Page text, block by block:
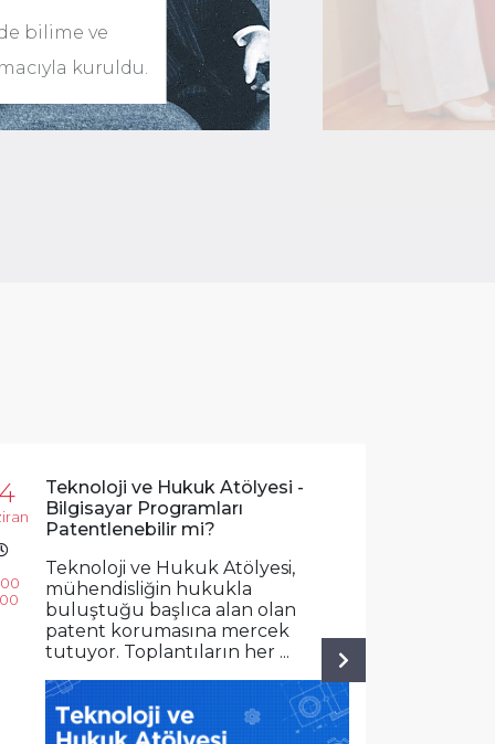
bilime ve
kuruldu.
Teknoloji ve Hukuk Atölyesi -
Bilgisayar Programları
Patentlenebilir mi?
Teknoloji ve Hukuk Atölyesi,
mühendisliğin hukukla
buluştuğu başlıca alan olan
patent korumasına mercek
tutuyor. Toplantıların her ...
Next